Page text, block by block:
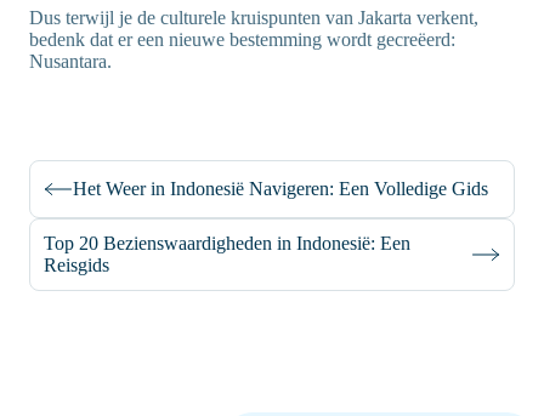
Dus terwijl je de culturele kruispunten van Jakarta verkent,
bedenk dat er een nieuwe bestemming wordt gecreëerd:
Nusantara.
Het Weer in Indonesië Navigeren: Een Volledige Gids
Top 20 Bezienswaardigheden in Indonesië: Een
Reisgids